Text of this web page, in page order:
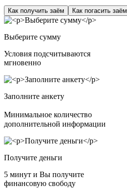
Как получить заём Как погасить заём
Выберите сумму
Условия подсчитываются
мгновенно
Заполните анкету
Минимальное количество
дополнительной информации
Получите деньги
5 минут и Вы получите
финансовую свободу